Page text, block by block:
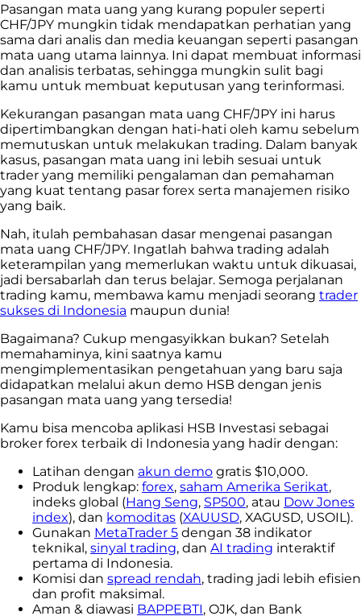
Pasangan mata uang yang kurang populer seperti
CHF/JPY mungkin tidak mendapatkan perhatian yang
sama dari analis dan media keuangan seperti pasangan
mata uang utama lainnya. Ini dapat membuat informasi
dan analisis terbatas, sehingga mungkin sulit bagi
kamu untuk membuat keputusan yang terinformasi.
Kekurangan pasangan mata uang CHF/JPY ini harus
dipertimbangkan dengan hati-hati oleh kamu sebelum
memutuskan untuk melakukan trading. Dalam banyak
kasus, pasangan mata uang ini lebih sesuai untuk
trader yang memiliki pengalaman dan pemahaman
yang kuat tentang pasar forex serta manajemen risiko
yang baik.
Nah, itulah pembahasan dasar mengenai pasangan
mata uang CHF/JPY. Ingatlah bahwa trading adalah
keterampilan yang memerlukan waktu untuk dikuasai,
jadi bersabarlah dan terus belajar. Semoga perjalanan
trading kamu, membawa kamu menjadi seorang trader
sukses di Indonesia maupun dunia!
Bagaimana? Cukup mengasyikkan bukan? Setelah
memahaminya, kini saatnya kamu
mengimplementasikan pengetahuan yang baru saja
didapatkan melalui akun demo HSB dengan jenis
pasangan mata uang yang tersedia!
Kamu bisa mencoba aplikasi HSB Investasi sebagai
broker forex terbaik di Indonesia yang hadir dengan:
Latihan dengan akun demo gratis $10,000.
Produk lengkap: forex, saham Amerika Serikat,
indeks global (Hang Seng, SP500, atau Dow Jones
index), dan komoditas (XAUUSD, XAGUSD, USOIL).
Gunakan MetaTrader 5 dengan 38 indikator
teknikal, sinyal trading, dan AI trading interaktif
pertama di Indonesia.
Komisi dan spread rendah, trading jadi lebih efisien
dan profit maksimal.
Aman & diawasi BAPPEBTI, OJK, dan Bank